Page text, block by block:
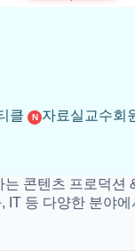
클 N 자료실 교수회
츠 프로덕션 & 프
다양한 분야에서 책